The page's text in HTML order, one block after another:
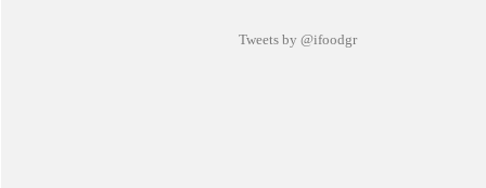
Tweets by @ifoodgr